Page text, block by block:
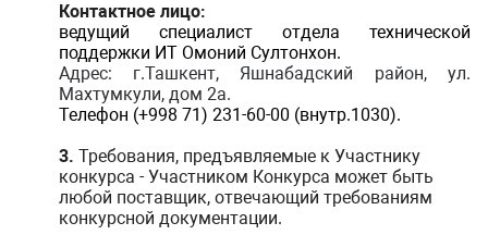
Контактное лицо:
ведущий специалист отдела технической
поддержки ИТ Омоний Султонхон.
Адрес: г.Ташкент, Яшнабадский район, ул.
Махтумкули, дом 2а.
Телефон (+998 71) 231-60-00 (внутр.1030).
3. Требования, предъявляемые к Участнику
конкурса - Участником Конкурса может быть
любой поставщик, отвечающий требованиям
конкурсной документации.